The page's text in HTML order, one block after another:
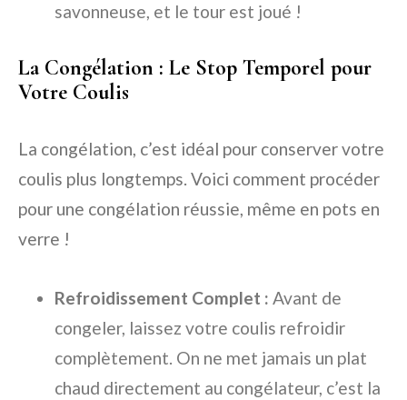
savonneuse, et le tour est joué !
La Congélation : Le Stop Temporel pour
Votre Coulis
La congélation, c’est idéal pour conserver votre
coulis plus longtemps. Voici comment procéder
pour une congélation réussie, même en pots en
verre !
Refroidissement Complet : Avant de
congeler, laissez votre coulis refroidir
complètement. On ne met jamais un plat
chaud directement au congélateur, c’est la